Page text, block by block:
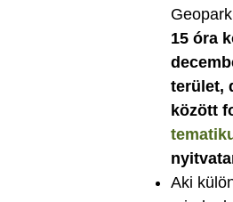
15 óra
terület,
között
Aki